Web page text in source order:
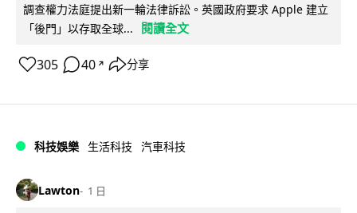
調查權力法庭提出新一輪法律訴訟。英國政府要求 Apple 建立
「後門」以存取全球...
閱讀全文
305 40 ↗ 分享
科技娛樂 生活科技 汽車科技
Lawton 1 日